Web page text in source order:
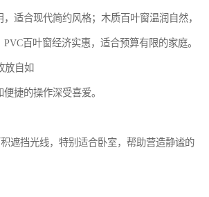
适合现代简约风格；木质百叶窗温润自然，
百叶窗经济实惠，适合预算有限的家庭。
放自如
捷的操作深受喜爱。
遮挡光线，特别适合卧室，帮助营造静谧的